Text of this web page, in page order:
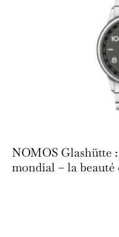
NOMOS Glashütte
mondial – la